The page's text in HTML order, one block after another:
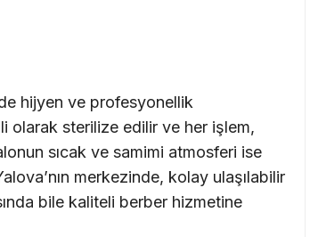
hijyen ve profesyonellik
olarak sterilize edilir ve her işlem,
sıcak ve samimi atmosferi ise
merkezinde, kolay ulaşılabilir
bile kaliteli berber hizmetine